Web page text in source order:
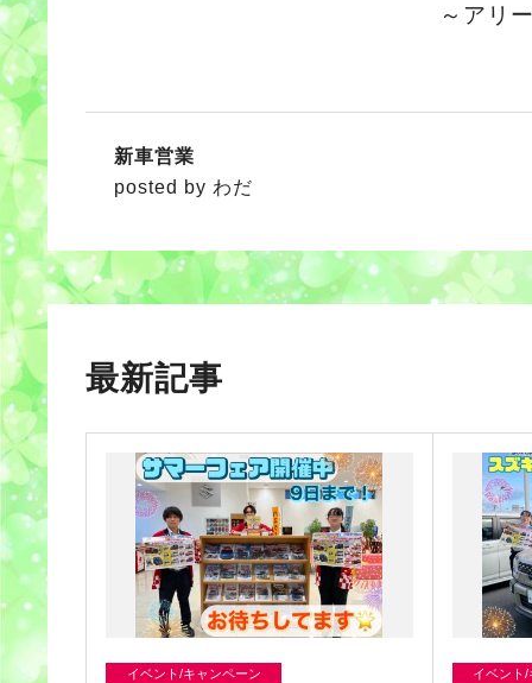
～アリ
新車営業
posted by わだ
最新記事
イベント/キャンペーン イベント